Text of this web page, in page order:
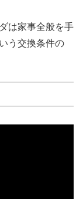
は家事全般を手
う交換条件の